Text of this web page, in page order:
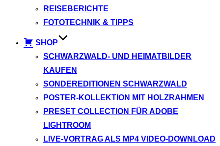
REISEBERICHTE
FOTOTECHNIK & TIPPS
SHOP
SCHWARZWALD- UND HEIMATBILDER
KAUFEN
SONDEREDITIONEN SCHWARZWALD
POSTER-KOLLEKTION MIT HOLZRAHMEN
PRESET COLLECTION FÜR ADOBE
LIGHTROOM
LIVE-VORTRAG ALS MP4 VIDEO-DOWNLOAD